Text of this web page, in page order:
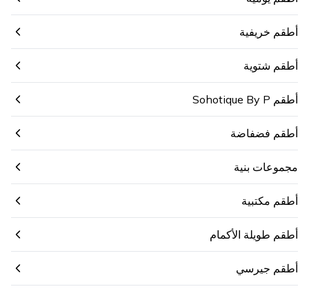
أطقم خريفية
أطقم شتوية
أطقم Sohotique By P
أطقم فضفاضة
مجموعات بنية
أطقم مكتبية
أطقم طويلة الأكمام
أطقم جيرسي